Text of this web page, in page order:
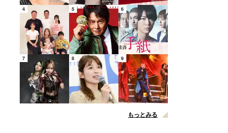
4 5 6
7 8 9
もっとみる